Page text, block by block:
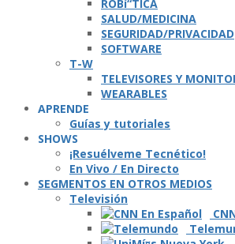
ROBí“TICA
SALUD/MEDICINA
SEGURIDAD/PRIVACIDAD
SOFTWARE
T-W
TELEVISORES Y
WEARABLES
APRENDE
Guí­as y tutoriales
SHOWS
¡Resuélveme Tecnético!
En Vivo / En Directo
SEGMENTOS EN OTROS MEDIOS
Televisión